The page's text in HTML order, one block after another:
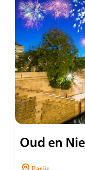
Oud en